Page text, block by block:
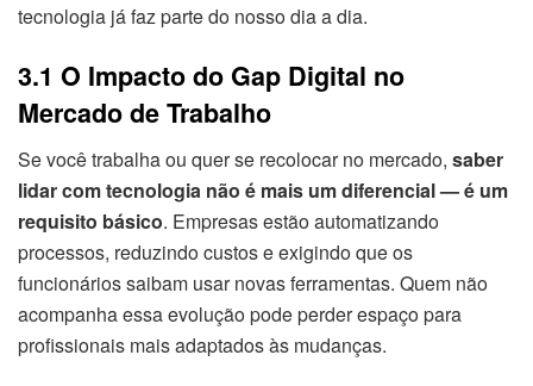
tecnologia já faz parte do nosso dia a dia.
3.1 O Impacto do Gap Digital no
Mercado de Trabalho
Se você trabalha ou quer se recolocar no mercado, saber
lidar com tecnologia não é mais um diferencial — é um
requisito básico. Empresas estão automatizando
processos, reduzindo custos e exigindo que os
funcionários saibam usar novas ferramentas. Quem não
acompanha essa evolução pode perder espaço para
profissionais mais adaptados às mudanças.